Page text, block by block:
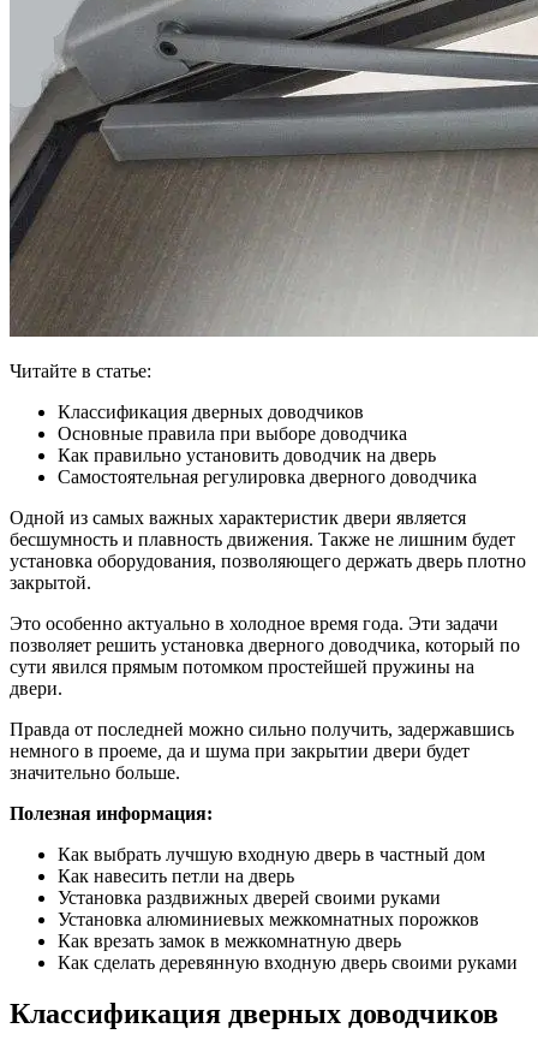
Читайте в статье:
Классификация дверных доводчиков
Основные правила при выборе доводчика
Как правильно установить доводчик на дверь
Самостоятельная регулировка дверного доводчика
Одной из самых важных характеристик двери является
бесшумность и плавность движения. Также не лишним будет
установка оборудования, позволяющего держать дверь плотно
закрытой.
Это особенно актуально в холодное время года. Эти задачи
позволяет решить установка дверного доводчика, который по
сути явился прямым потомком простейшей пружины на
двери.
Правда от последней можно сильно получить, задержавшись
немного в проеме, да и шума при закрытии двери будет
значительно больше.
Полезная информация:
Как выбрать лучшую входную дверь в частный дом
Как навесить петли на дверь
Установка раздвижных дверей своими руками
Установка алюминиевых межкомнатных порожков
Как врезать замок в межкомнатную дверь
Как сделать деревянную входную дверь своими руками
Классификация дверных доводчиков